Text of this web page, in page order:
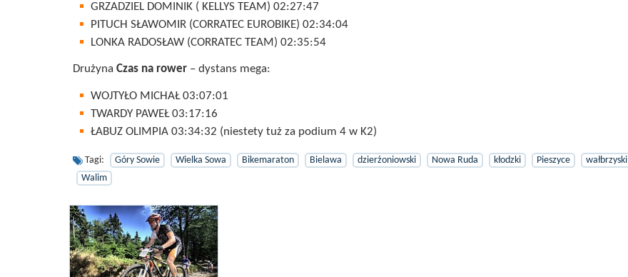
GRZADZIEL DOMINIK ( KELLYS TEAM) 02:27:47
PITUCH SŁAWOMIR (CORRATEC EUROBIKE) 02:34:04
LONKA RADOSŁAW (CORRATEC TEAM) 02:35:54
Drużyna Czas na rower – dystans mega:
WOJTYŁO MICHAŁ 03:07:01
TWARDY PAWEŁ 03:17:16
ŁABUZ OLIMPIA 03:34:32 (niestety tuż za podium 4 w K2)
Tagi: Góry Sowie Wielka Sowa Bikemaraton Bielawa dzierżoniowski Nowa Ruda kłodzki Pieszyce
wałbrzyski
Walim